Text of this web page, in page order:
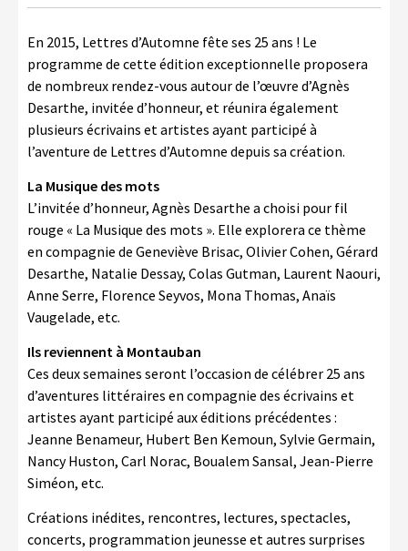
En 2015, Lettres d’Automne fête ses 25 ans ! Le
programme de cette édition exceptionnelle proposera
de nombreux rendez-vous autour de l’œuvre d’Agnès
Desarthe, invitée d’honneur, et réunira également
plusieurs écrivains et artistes ayant participé à
l’aventure de Lettres d’Automne depuis sa création.
La Musique des mots
L’invitée d’honneur, Agnès Desarthe a choisi pour fil
rouge « La Musique des mots ». Elle explorera ce thème
en compagnie de Geneviève Brisac, Olivier Cohen, Gérard
Desarthe, Natalie Dessay, Colas Gutman, Laurent Naouri,
Anne Serre, Florence Seyvos, Mona Thomas, Anaïs
Vaugelade, etc.
Ils reviennent à Montauban
Ces deux semaines seront l’occasion de célébrer 25 ans
d’aventures littéraires en compagnie des écrivains et
artistes ayant participé aux éditions précédentes :
Jeanne Benameur, Hubert Ben Kemoun, Sylvie Germain,
Nancy Huston, Carl Norac, Boualem Sansal, Jean-Pierre
Siméon, etc.
Créations inédites, rencontres, lectures, spectacles,
concerts, programmation jeunesse et autres surprises